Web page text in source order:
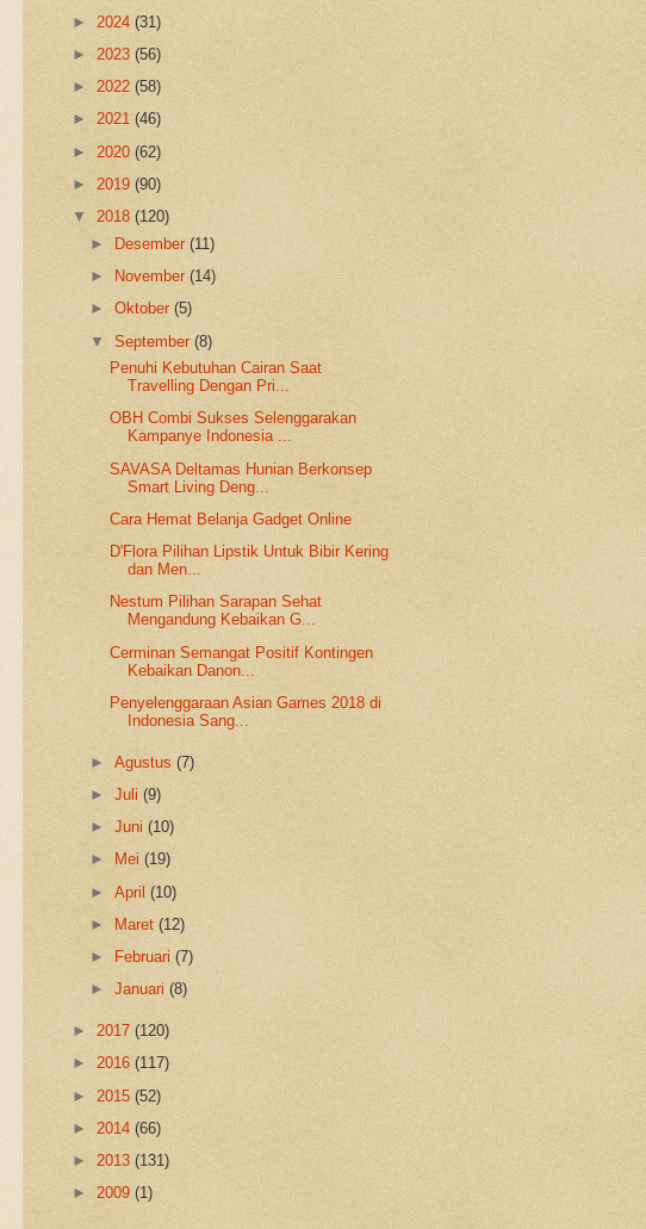
► 2024 (31)
► 2023 (56)
► 2022 (58)
► 2021 (46)
► 2020 (62)
► 2019 (90)
▼ 2018 (120)
►
Desember(11)
►
November(14)
►Oktober(5)
▼September(8)
Penuhi Kebutuhan Cairan Saat
Travelling Dengan Pri...
OBH Combi Sukses Selenggarakan
Kampanye Indonesia ...
SAVASA Deltamas Hunian Berkonsep
Smart Living Deng...
Cara Hemat Belanja Gadget Online
D'Flora Pilihan Lipstik Untuk Bibir Kering
dan Men...
Nestum Pilihan Sarapan Sehat
Mengandung Kebaikan G...
Cerminan Semangat Positif Kontingen
Kebaikan Danon...
Penyelenggaraan Asian Games 2018 di
Indonesia Sang...
►Agustus(7)
►Juli(9)
►Juni(10)
►
Mei(19)
►April(10)
►
Maret(12)
►
Februari(7)
►Januari(8)
► 2017 (120)
► 2016 (117)
► 2015 (52)
► 2014 (66)
► 2013 (131)
► 2009 (1)